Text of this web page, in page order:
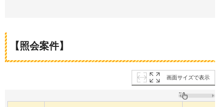
【照会案件】
画面サイズで表示